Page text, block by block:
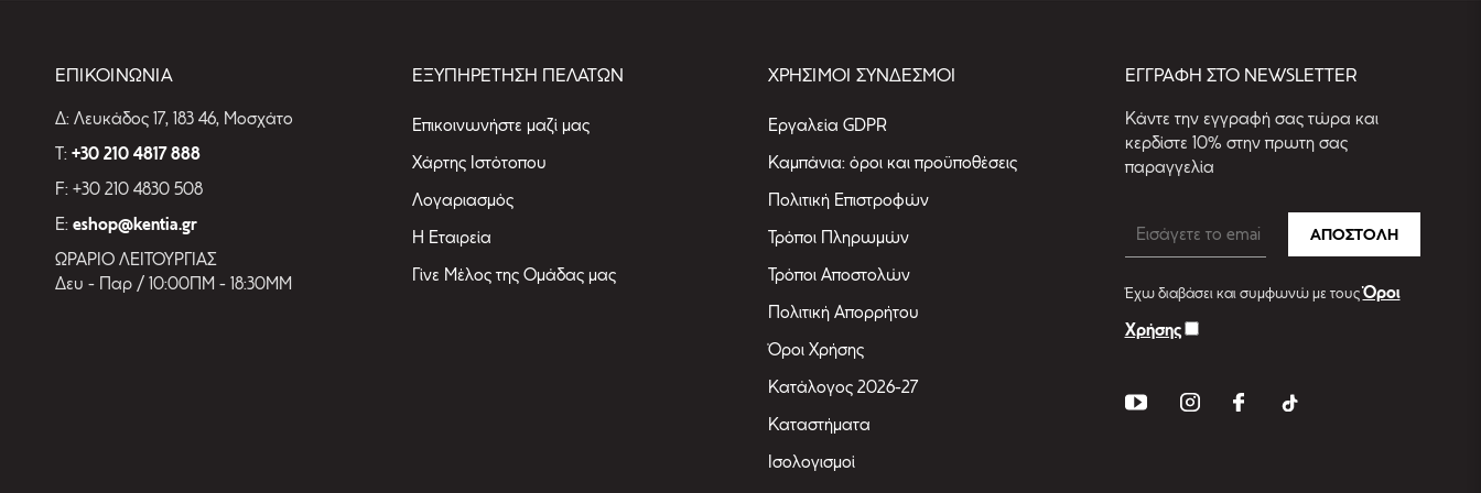
ΕΠΙΚΟΙΝΩΝΙΑ
Δ: Λευκάδος 17, 183 46, Μοσχάτο
T: +30 210 4817 888
F: +30 210 4830 508
E: eshop@kentia.gr
ΩΡΑΡΙΟ ΛΕΙΤΟΥΡΓΙΑΣ
Δευ - Παρ / 10:00ΠΜ - 18:30ΜΜ
ΕΞΥΠΗΡΕΤΗΣΗ ΠΕΛΑΤΩΝ
Επικοινωνήστε μαζί μας
Χάρτης Ιστότοπου
Λογαριασμός
Η Εταιρεία
Γίνε Μέλος της Ομάδας μας
ΧΡΗΣΙΜΟΙ ΣΥΝΔΕΣΜΟΙ
Εργαλεία GDPR
Καμπάνια: όροι και προϋποθέσεις
Πολιτική Επιστροφών
Τρόποι Πληρωμών
Τρόποι Αποστολών
Πολιτική Απορρήτου
Όροι Χρήσης
Κατάλογος 2026-27
Καταστήματα
Ισολογισμοί
EΓΓΡΑΦΗ ΣΤΟ NEWSLETTER
Kάντε την εγγραφή σας τώρα και
κερδίστε 10% στην πρωτη σας
παραγγελία
ΑΠΟΣΤΟΛΗ
Έχω διαβάσει και συμφωνώ με τουςΌροι
Χρήσης